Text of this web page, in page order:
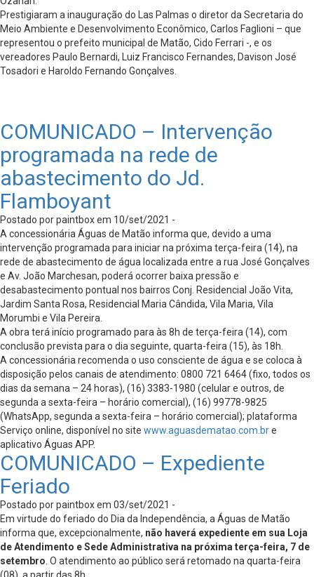
Prestigiaram a inauguração do Las Palmas o diretor da Secretaria do
Meio Ambiente e Desenvolvimento Econômico, Carlos Faglioni – que
representou o prefeito municipal de Matão, Cido Ferrari -, e os
vereadores Paulo Bernardi, Luiz Francisco Fernandes, Davison José
Tosadori e Haroldo Fernando Gonçalves.
COMUNICADO – Intervenção
programada na rede de
abastecimento do Jd.
Flamboyant
Postado por paintbox em 10/set/2021 -
A concessionária Águas de Matão informa que, devido a uma
intervenção programada para iniciar na próxima terça-feira (14), na
rede de abastecimento de água localizada entre a rua José Gonçalves
e Av. João Marchesan, poderá ocorrer baixa pressão e
desabastecimento pontual nos bairros Conj. Residencial João Vita,
Jardim Santa Rosa, Residencial Maria Cândida, Vila Maria, Vila
Morumbi e Vila Pereira.
A obra terá início programado para às 8h de terça-feira (14), com
conclusão prevista para o dia seguinte, quarta-feira (15), às 18h.
A concessionária recomenda o uso consciente de água e se coloca à
disposição pelos canais de atendimento: 0800 721 6464 (fixo, todos os
dias da semana – 24 horas), (16) 3383-1980 (celular e outros, de
segunda a sexta-feira – horário comercial), (16) 99778-9825
(WhatsApp, segunda a sexta-feira – horário comercial); plataforma
Serviço online, disponível no site www.aguasdematao.com.bre
aplicativo Águas APP.
COMUNICADO – Expediente
Feriado
Postado por paintbox em 03/set/2021 -
Em virtude do feriado do Dia da Independência, a Águas de Matão
informa que, excepcionalmente, não haverá expediente em sua Loja
de Atendimento e Sede Administrativa na próxima terça-feira, 7 de
setembro . O atendimento ao público será retomado na quarta-feira